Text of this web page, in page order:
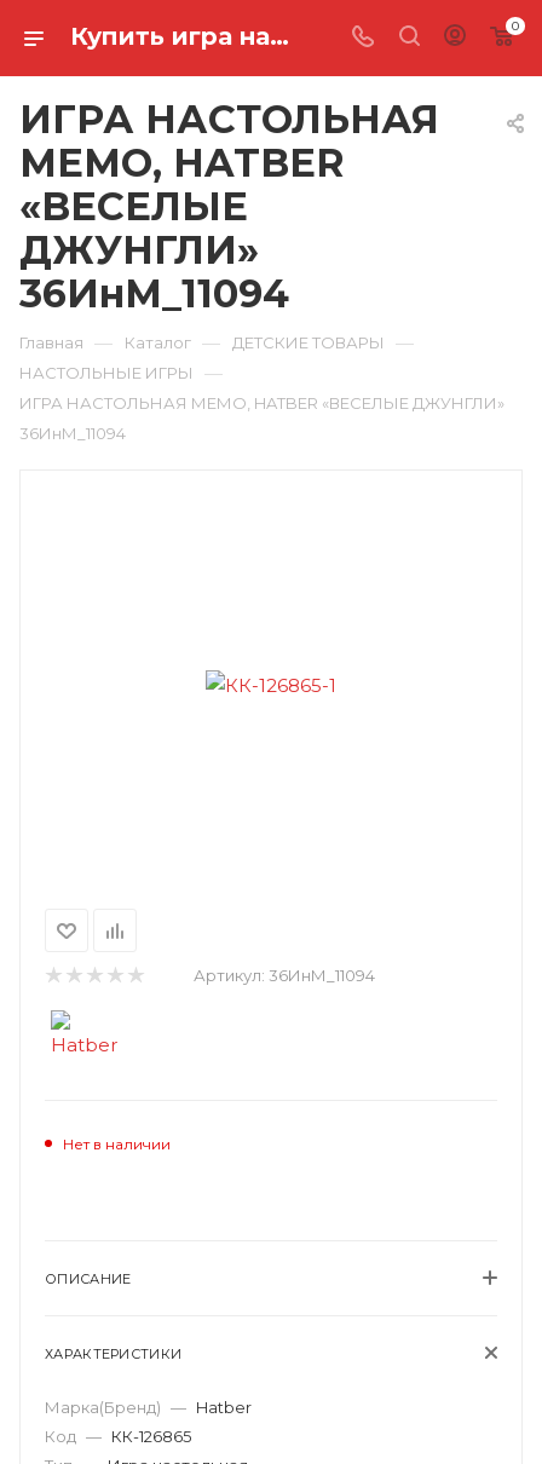
Купить игра настольная мемо, hatber «веселые джунгли» 36ИнМ_11094 в Ростове-на-Дону 0
ИГРА НАСТОЛЬНАЯ
МЕМО, HATBER
«ВЕСЕЛЫЕ
ДЖУНГЛИ»
36ИнМ_11094
Главная — Каталог — ДЕТСКИЕ ТОВАРЫ —
НАСТОЛЬНЫЕ ИГРЫ —
ИГРА НАСТОЛЬНАЯ МЕМО, HATBER «ВЕСЕЛЫЕ ДЖУНГЛИ»
36ИнМ_11094
Артикул: 36ИнМ_11094
Нет в наличии
ОПИСАНИЕ
ХАРАКТЕРИСТИКИ
Марка(Бренд) — Hatber
Код — КК-126865